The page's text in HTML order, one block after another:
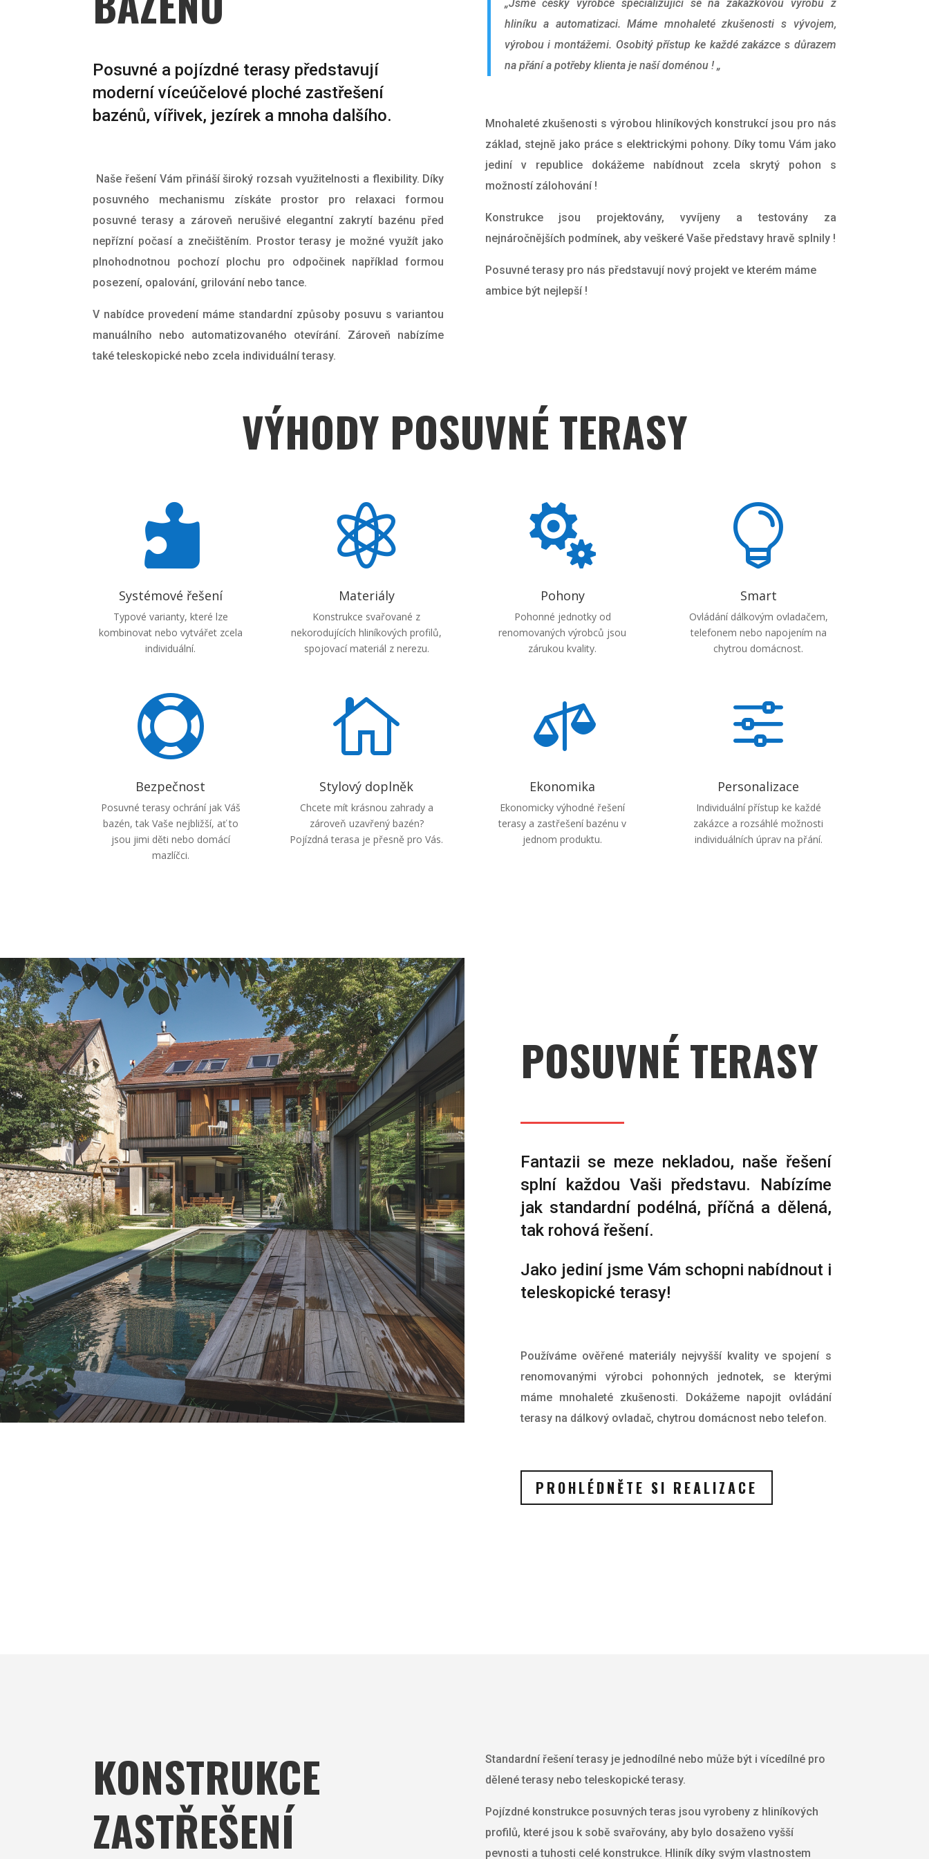
Posuvné a pojízdné terasy představují
moderní víceúčelové ploché zastřešení
bazénů, vířivek, jezírek a mnoha dalšího.
Naše řešení Vám přináší široký rozsah využitelnosti a flexibility. Díky
posuvného mechanismu získáte prostor pro relaxaci formou
posuvné terasy a zároveň nerušivé elegantní zakrytí bazénu před
nepřízní počasí a znečištěním. Prostor terasy je možné využít jako
plnohodnotnou pochozí plochu pro odpočinek například formou
posezení, opalování, grilování nebo tance.
V nabídce provedení máme standardní způsoby posuvu s variantou
manuálního nebo automatizovaného otevírání. Zároveň nabízíme
také teleskopické nebo zcela individuální terasy.
„Jsme český výrobce specializující se na zakázkovou výrobu z
hliníku a automatizaci. Máme mnohaleté zkušenosti s vývojem,
výrobou i montážemi. Osobitý přístup ke každé zakázce s důrazem
na přání a potřeby klienta je naší doménou ! „
Mnohaleté zkušenosti s výrobou hliníkových konstrukcí jsou pro nás
základ, stejně jako práce s elektrickými pohony. Díky tomu Vám jako
jediní v republice dokážeme nabídnout zcela skrytý pohon s
možností zálohování !
Konstrukce jsou projektovány, vyvíjeny a testovány za
nejnáročnějších podmínek, aby veškeré Vaše představy hravě splnily !
Posuvné terasy pro nás představují nový projekt ve kterém máme
ambice být nejlepší !
VÝHODY POSUVNÉ TERASY

Systémové řešení
Typové varianty, které lze
kombinovat nebo vytvářet zcela
individuální.

Materiály
Konstrukce svařované z
nekorodujících hliníkových profilů,
spojovací materiál z nerezu.

Pohony
Pohonné jednotky od
renomovaných výrobců jsou
zárukou kvality.

Smart
Ovládání dálkovým ovladačem,
telefonem nebo napojením na
chytrou domácnost.

Bezpečnost
Posuvné terasy ochrání jak Váš
bazén, tak Vaše nejbližší, ať to
jsou jimi děti nebo domácí
mazlíčci.

Stylový doplněk
Chcete mít krásnou zahrady a
zároveň uzavřený bazén?
Pojízdná terasa je přesně pro Vás.

Ekonomika
Ekonomicky výhodné řešení
terasy a zastřešení bazénu v
jednom produktu.
f
Personalizace
Individuální přístup ke každé
zakázce a rozsáhlé možnosti
individuálních úprav na přání.
POSUVNÉ TERASY
Fantazii se meze nekladou, naše řešení
splní každou Vaši představu. Nabízíme
jak standardní podélná, příčná a dělená,
tak rohová řešení.
Jako jediní jsme Vám schopni nabídnout i
teleskopické terasy!
Používáme ověřené materiály nejvyšší kvality ve spojení s
renomovanými výrobci pohonných jednotek, se kterými
máme mnohaleté zkušenosti. Dokážeme napojit ovládání
terasy na dálkový ovladač, chytrou domácnost nebo telefon.
PROHLÉDNĚTE SI REALIZACE
KONSTRUKCE
ZASTŘEŠENÍ
Standardní řešení terasy je jednodílné nebo může být i vícedílné pro
dělené terasy nebo teleskopické terasy.
Pojízdné konstrukce posuvných teras jsou vyrobeny z hliníkových
profilů, které jsou k sobě svařovány, aby bylo dosaženo vyšší
pevnosti a tuhosti celé konstrukce. Hliník díky svým vlastnostem